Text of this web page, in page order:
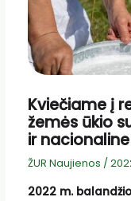
Kviečiame į
žemės ūkio
ir
ŽUR Naujienos /
2022 m. balandžio